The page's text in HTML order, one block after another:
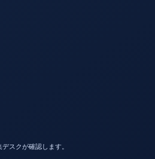
スクが確認します。